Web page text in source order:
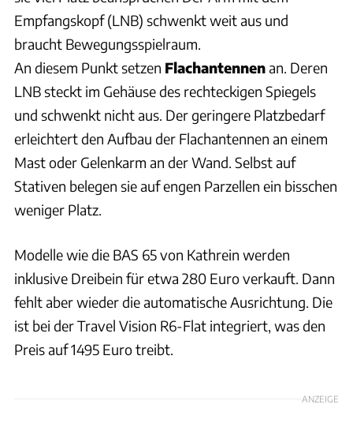
Empfangskopf (LNB) schwenkt weit aus und
braucht Bewegungsspielraum.
An diesem Punkt setzen Flachantennenan. Deren
LNB steckt im Gehäuse des rechteckigen Spiegels
und schwenkt nicht aus. Der geringere Platzbedarf
erleichtert den Aufbau der Flachantennen an einem
Mast oder Gelenkarm an der Wand. Selbst auf
Stativen belegen sie auf engen Parzellen ein bisschen
weniger Platz.
Modelle wie die BAS 65 von Kathrein werden
inklusive Dreibein für etwa 280 Euro verkauft. Dann
fehlt aber wieder die automatische Ausrichtung. Die
ist bei der Travel Vision R6-Flat integriert, was den
Preis auf 1495 Euro treibt.
ANZEIGE